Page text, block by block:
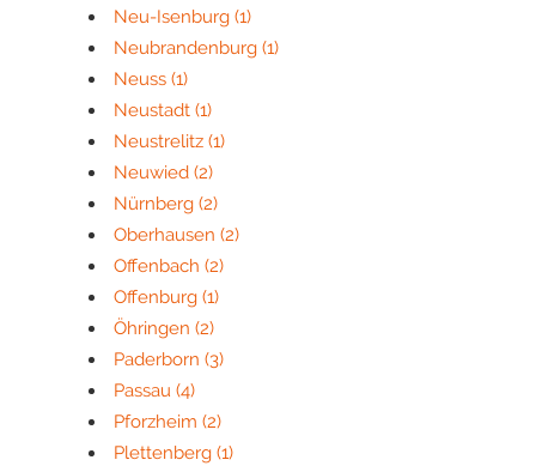
Neu-Isenburg (1)
Neubrandenburg (1)
Neuss (1)
Neustadt (1)
Neustrelitz (1)
Neuwied (2)
Nürnberg (2)
Oberhausen (2)
Offenbach (2)
Offenburg (1)
Öhringen (2)
Paderborn (3)
Passau (4)
Pforzheim (2)
Plettenberg (1)